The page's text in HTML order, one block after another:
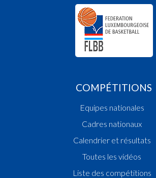
COMPÉTITIONS
Equipes nationales
Cadres nationaux
Calendrier et résultats
Toutes les vidéos
Liste des compétitions